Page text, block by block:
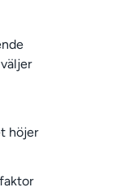
höjer